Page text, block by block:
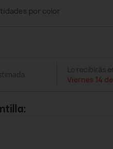
por color
Lo recibirás
Viernes 14